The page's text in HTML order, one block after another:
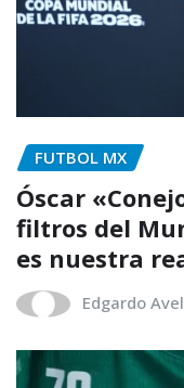
FUTBOL MX
Óscar
filtros del
es nuestra
Edgardo